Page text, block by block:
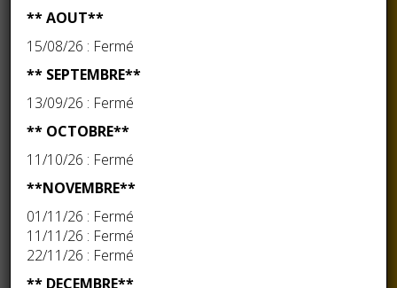
Je souhaite vous confier mon chat
Horaires
Lundi: 10h-12h / 16h-18h
Mardi & Mercredi
Jeudi: 10h-12h /FERME
Vendredi & Samedi
Dimanche:FERME
** AOUT**
15/08/26 : Fermé
** SEPTEMBRE**
13/09/26 : Fermé
** OCTOBRE**
11/10/26 : Fermé
**NOVEMBRE**
01/11/26 : Fermé
11/11/26 : Fermé
22/11/26 : Fermé
** DECEMBRE**